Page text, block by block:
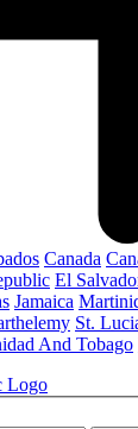
Canada
El
Jamaica
St.
And Tobago